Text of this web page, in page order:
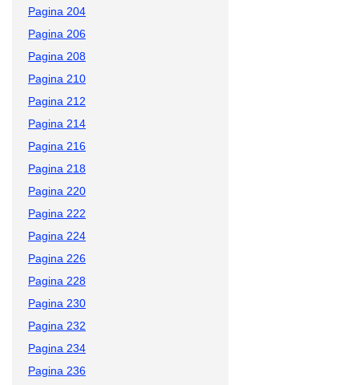
Pagina 204
Pagina 206
Pagina 208
Pagina 210
Pagina 212
Pagina 214
Pagina 216
Pagina 218
Pagina 220
Pagina 222
Pagina 224
Pagina 226
Pagina 228
Pagina 230
Pagina 232
Pagina 234
Pagina 236